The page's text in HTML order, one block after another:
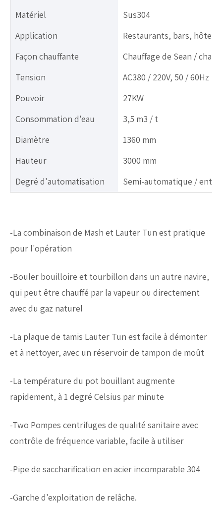
Matériel
Sus304
Application
Restaurants, bars,
Façon chauffante
Chauffage de Sean /
Tension
AC380 / 220V, 50 / 60Hz
Pouvoir
27KW
Consommation d'eau
3,5 m3 / t
Diamètre
1360 mm
Hauteur
3000 mm
Degré d'automatisation
Semi-automatique /
-La combinaison de Mash et Lauter Tun est pratique
pour l'opération
-Bouler bouilloire et tourbillon dans un autre navire,
qui peut être chauffé par la vapeur ou directement
avec du gaz naturel
-La plaque de tamis Lauter Tun est facile à démonter
et à nettoyer, avec un réservoir de tampon de moût
-La température du pot bouillant augmente
rapidement, à 1 degré Celsius par minute
-Two Pompes centrifuges de qualité sanitaire avec
contrôle de fréquence variable, facile à utiliser
-Pipe de saccharification en acier incomparable 304
-Garche d'exploitation de relâche.